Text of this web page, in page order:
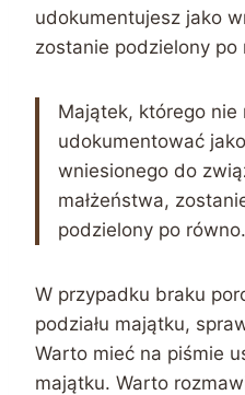
udokumentujesz jako
zostanie podzielony po
Majątek, którego nie
udokumentować
wniesionego do
małżeństwa,
podzielony po równo.
W przypadku braku
podziału majątku,
Warto mieć na piśmie
majątku. Warto